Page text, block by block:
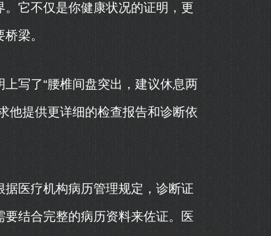
它不仅是你健康状况的证明，更
梁。
写了“腰椎间盘突出，建议休息两
他提供更详细的检查报告和诊断依
医疗机构病历管理规定，诊断证
结合完整的病历资料来佐证。医